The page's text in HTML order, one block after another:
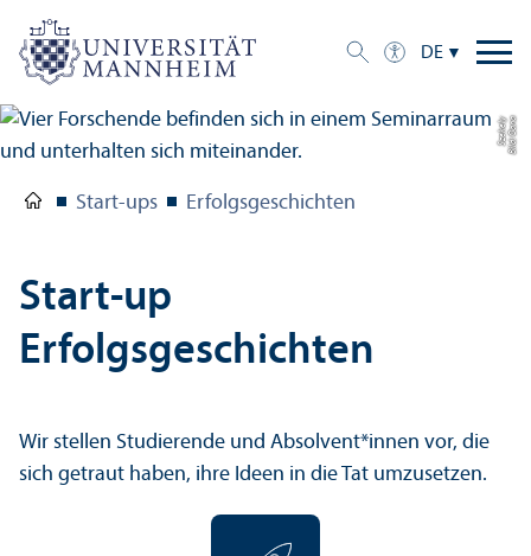
DE
Bil
d:
O
a
n
a
S
z
e
k
el
y
Start-ups Erfolgsgeschichten
Start-up
Erfolgsgeschichten
Wir stellen Studierende und Absolvent*innen vor, die
sich getraut haben, ihre Ideen in die Tat umzusetzen.